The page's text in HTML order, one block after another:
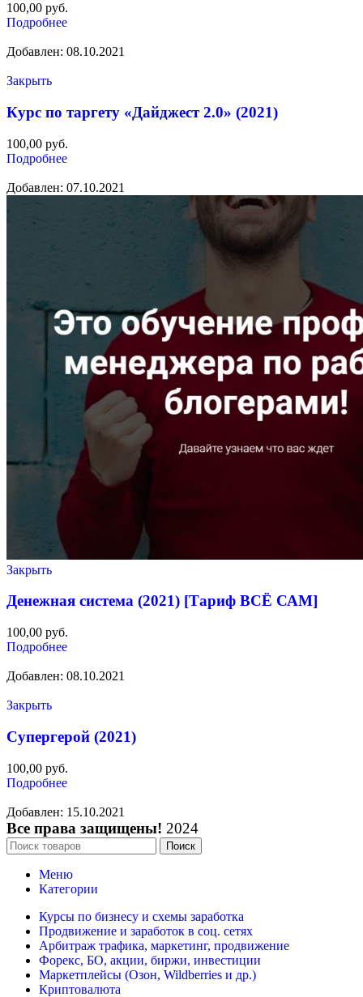
100,00 руб.
Подробнее
Добавлен: 08.10.2021
Закрыть
Курс по таргету «Дайджест 2.0» (2021)
100,00 руб.
Подробнее
Добавлен: 07.10.2021
Закрыть
Денежная система (2021) [Тариф ВСЁ САМ]
100,00 руб.
Подробнее
Добавлен: 08.10.2021
Закрыть
Супергерой (2021)
100,00 руб.
Подробнее
Добавлен: 15.10.2021
Все права защищены! 2024
Поиск
Меню
Категории
Курсы по бизнесу и схемы заработка
Продвижение и заработок в соц. сетях
Арбитраж трафика, маркетинг, продвижение
Форекс, БО, акции, биржи, инвестиции
Маркетплейсы (Озон, Wildberries и др.)
Криптовалюта